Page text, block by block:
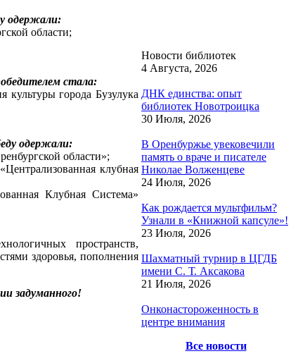
одержали:
области;
стала:
города Бузулука
одержали:
области»;
клубная
Клубная Система»
пространств,
здоровья, пополнения
задуманного!
Новости библиотек
4 Августа, 2026
ДНК единства: опыт
библиотек Новотроицка
30 Июля, 2026
В Оренбуржье увековечили
память о враче и писателе
Николае Волженцеве
24 Июля, 2026
Как рождается мультфильм?
Узнали в «Книжной капсуле»!
23 Июля, 2026
Шахматный турнир в ЦГДБ
имени С. Т. Аксакова
21 Июля, 2026
Онконастороженность в
центре внимания
Все новости